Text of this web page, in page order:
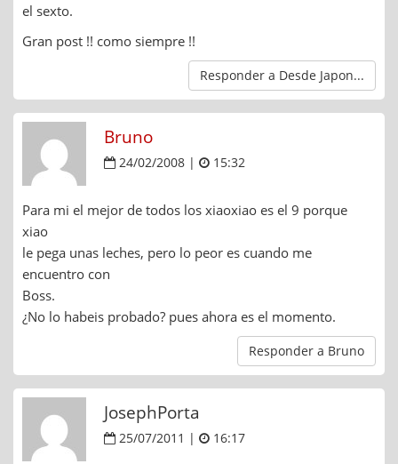
el sexto.
Gran post !! como siempre !!
Responder a Desde Japon...
Bruno
24/02/2008 | 15:32
Para mi el mejor de todos los xiaoxiao es el 9 porque
xiao
le pega unas leches, pero lo peor es cuando me
encuentro con
Boss.
¿No lo habeis probado? pues ahora es el momento.
Responder a Bruno
JosephPorta
25/07/2011 | 16:17